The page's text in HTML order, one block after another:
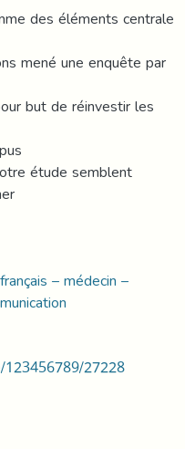
des éléments centrale
mené une enquête par
but de réinvestir les
étude semblent
– médecin –
123456789/27228